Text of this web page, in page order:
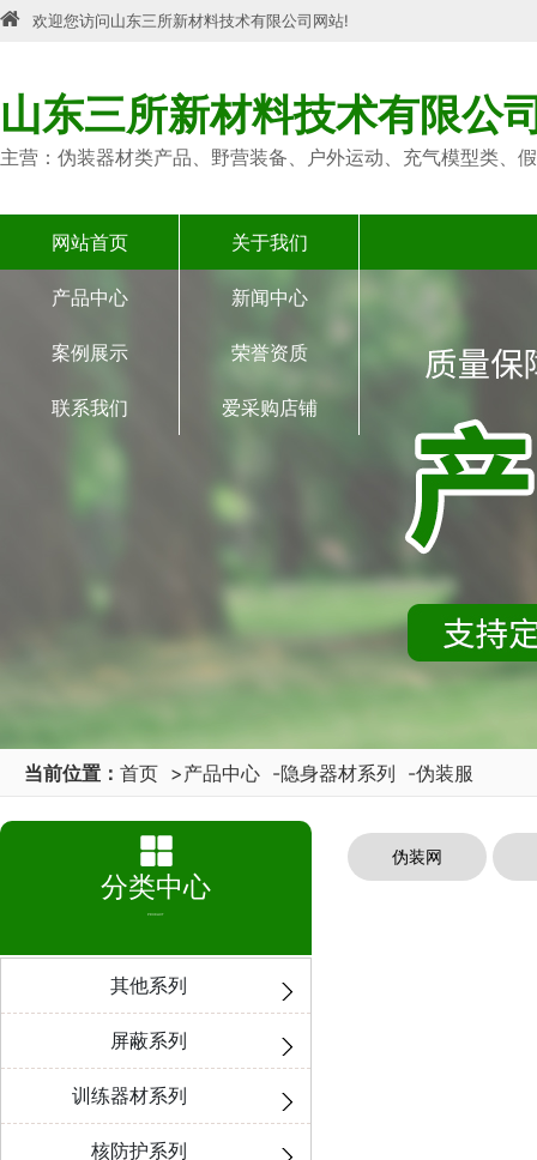
欢迎您访问山东三所新材料技术有限公司网站!
山东三所新材料技术有限公
主营：伪装器材类产品、野营装备、户外运动、充气模型类、
网站首页 关于我们
产品中心 新闻中心
案例展示 荣誉资质
联系我们 爱采购店铺
当前位置： 首页 >产品中心 -隐身器材系列 -伪装服
分类中心
PRODUCT
其他系列
屏蔽系列
训练器材系列
核防护系列
伪装网